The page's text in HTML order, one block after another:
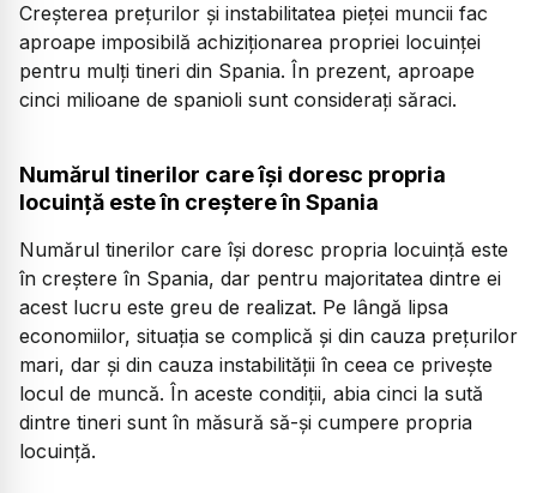
Creșterea prețurilor și instabilitatea pieței muncii fac
aproape imposibilă achiziționarea propriei locuinței
pentru mulți tineri din Spania. În prezent, aproape
cinci milioane de spanioli sunt considerați săraci.
Numărul tinerilor care își doresc propria
locuință este în creștere în Spania
Numărul tinerilor care își doresc propria locuință este
în creștere în Spania, dar pentru majoritatea dintre ei
acest lucru este greu de realizat. Pe lângă lipsa
economiilor, situația se complică și din cauza prețurilor
mari, dar și din cauza instabilității în ceea ce privește
locul de muncă. În aceste condiții, abia cinci la sută
dintre tineri sunt în măsură să-și cumpere propria
locuință.